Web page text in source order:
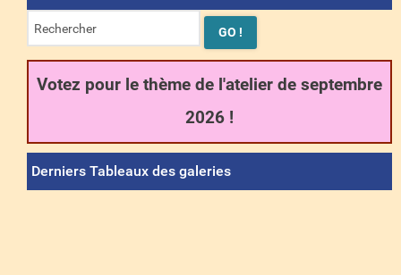
Votez pour le thème de l'atelier de septembre
2026 !
Derniers Tableaux des galeries